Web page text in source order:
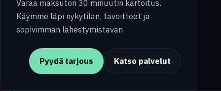
Varaa maksuton 30 minuutin kartoitus.
Käymme läpi nykytilan, tavoitteet ja
sopivimman lähestymistavan.
Pyydä tarjous Katso palvelut